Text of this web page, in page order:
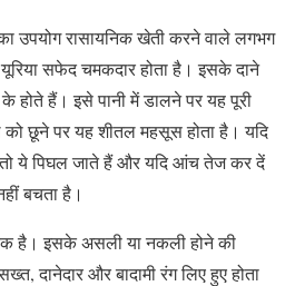
उपयोग रासायनिक खेती करने वाले लगभग
सफेद चमकदार होता है। इसके दाने
हैं। इसे पानी में डालने पर यह पूरी
छूने पर यह शीतल महसूस होता है। यदि
तो ये पिघल जाते हैं और यदि आंच तेज कर दें
बचता है।
है। इसके असली या नकली होने की
दानेदार और बादामी रंग लिए हुए होता